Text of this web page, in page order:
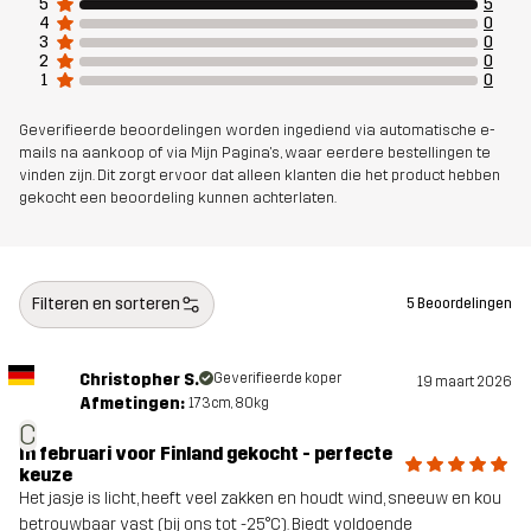
4
0
3
0
2
0
1
0
Geverifieerde beoordelingen worden ingediend via automatische e-
mails na aankoop of via Mijn Pagina's, waar eerdere bestellingen te
vinden zijn. Dit zorgt ervoor dat alleen klanten die het product hebben
gekocht een beoordeling kunnen achterlaten.
Filteren en sorteren 5 Beoordelingen
C
Christopher S. Geverifieerde koper 19 maart 2026
Afmetingen: 173cm, 80kg
In februari voor Finland gekocht - perfecte
keuze
Het jasje is licht, heeft veel zakken en houdt wind, sneeuw en kou
betrouwbaar vast (bij ons tot -25°C). Biedt voldoende